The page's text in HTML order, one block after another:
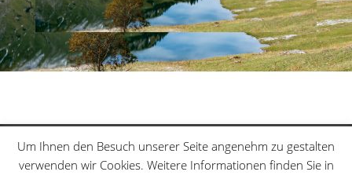
Klettersteige
Schwierigkeitsgrade
Datenschutzerklärung
Sitemap
Um Ihnen den Besuch unserer Seite angenehm zu gestalten
verwenden wir Cookies. Weitere Informationen finden Sie in